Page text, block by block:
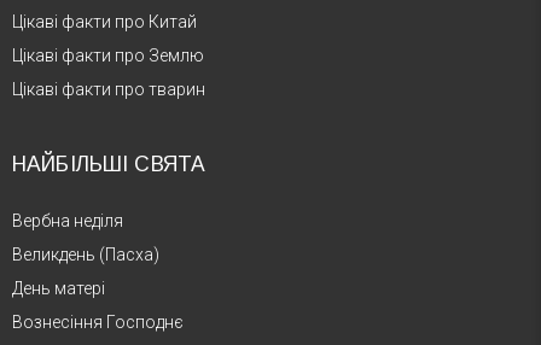
Цікаві факти про Китай
Цікаві факти про Землю
Цікаві факти про тварин
НАЙБІЛЬШІ СВЯТА
Вербна неділя
Великдень (Пасха)
День матері
Вознесіння Господнє